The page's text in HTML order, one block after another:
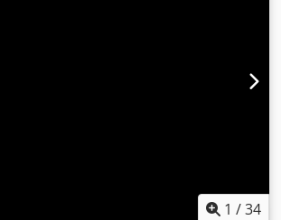
9 - Σύμφωνα με το μετρητή ωρών
ώρες λειτουργίας - Υποβοήθηση
1 /34